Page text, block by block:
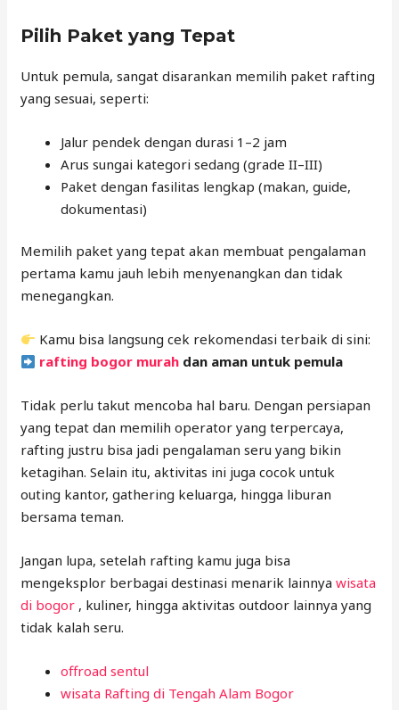
Pilih Paket yang Tepat
Untuk pemula, sangat disarankan memilih paket rafting
yang sesuai, seperti:
Jalur pendek dengan durasi 1–2 jam
Arus sungai kategori sedang (grade II–III)
Paket dengan fasilitas lengkap (makan, guide,
dokumentasi)
Memilih paket yang tepat akan membuat pengalaman
pertama kamu jauh lebih menyenangkan dan tidak
menegangkan.
Kamu bisa langsung cek rekomendasi terbaik di sini:
rafting bogor murah dan aman untuk pemula
Tidak perlu takut mencoba hal baru. Dengan persiapan
yang tepat dan memilih operator yang terpercaya,
rafting justru bisa jadi pengalaman seru yang bikin
ketagihan. Selain itu, aktivitas ini juga cocok untuk
outing kantor, gathering keluarga, hingga liburan
bersama teman.
Jangan lupa, setelah rafting kamu juga bisa
mengeksplor berbagai destinasi menarik lainnyawisata
di bogor , kuliner, hingga aktivitas outdoor lainnya yang
tidak kalah seru.
offroad sentul
wisata Rafting di Tengah Alam Bogor